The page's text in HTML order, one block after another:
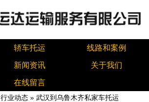
轿车托运 线路和案例
新闻资讯 关于我们
在线留言
行业动态 » 武汉到乌鲁木齐私家车托运